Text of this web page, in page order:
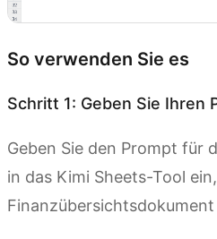
So verwenden Sie es
Schritt 1: Geben Sie Ihren
Geben Sie den Prompt für
in das Kimi Sheets-Tool